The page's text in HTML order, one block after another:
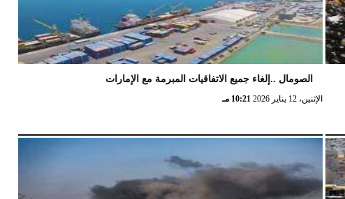
الصومال ..إلغاء جميع الاتفاقيات المبرمة مع الإمارات
الإثنين، 12 يناير 2026 10:21 مـ